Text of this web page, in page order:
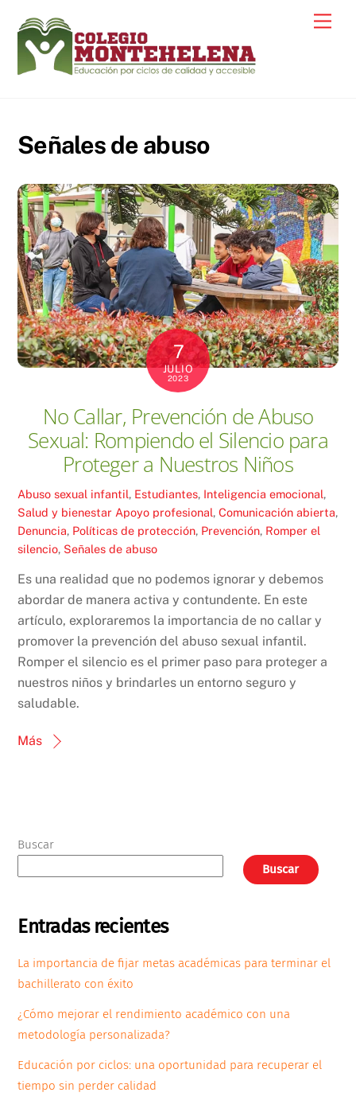
content
Señales de abuso
7
JULIO
2023
No Callar, Prevención de Abuso
Sexual: Rompiendo el Silencio para
Proteger a Nuestros Niños
Abuso sexual infantil, Estudiantes, Inteligencia emocional,
Salud y bienestar Apoyo profesional,Comunicación abierta,
Denuncia, Políticas de protección, Prevención, Romper el
silencio, Señales de abuso
Es una realidad que no podemos ignorar y debemos
abordar de manera activa y contundente. En este
artículo, exploraremos la importancia de no callar y
promover la prevención del abuso sexual infantil.
Romper el silencio es el primer paso para proteger a
nuestros niños y brindarles un entorno seguro y
saludable.
Más
Buscar
Buscar
Entradas recientes
La importancia de fijar metas académicas para terminar el
bachillerato con éxito
¿Cómo mejorar el rendimiento académico con una
metodología personalizada?
Educación por ciclos: una oportunidad para recuperar el
tiempo sin perder calidad